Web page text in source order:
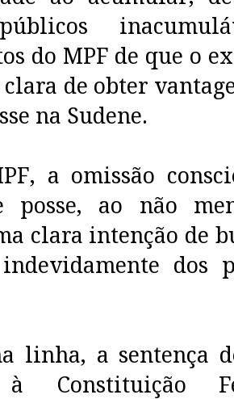
do MPF de que o
de obter
na Sudene.
a omissão
posse, ao não
clara intenção de
dos
linha, a sentença
Constituição